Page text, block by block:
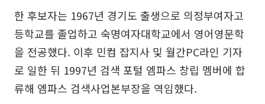
한 후보자는 1967년 경기도 출생으로 의정부여자고
등학교를 졸업하고 숙명여자대학교에서 영어영문학
을 전공했다. 이후 민컴 잡지사 및 월간PC라인 기자
로 일한 뒤 1997년 검색 포털 엠파스 창립 멤버에 합
류해 엠파스 검색사업본부장을 역임했다.